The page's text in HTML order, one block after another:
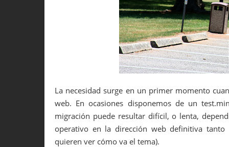
La necesidad surge en un primer momento
web. En ocasiones disponemos de un
migración puede resultar difícil, o lenta,
operativo en la dirección web definitiva
quieren ver cómo va el tema).